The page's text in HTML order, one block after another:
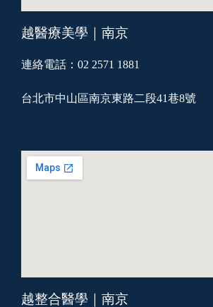
越醫療美學｜南京
連絡電話：02 2571 1881
台北市中山區南京東路二段41巷8號
越整合醫學｜南京